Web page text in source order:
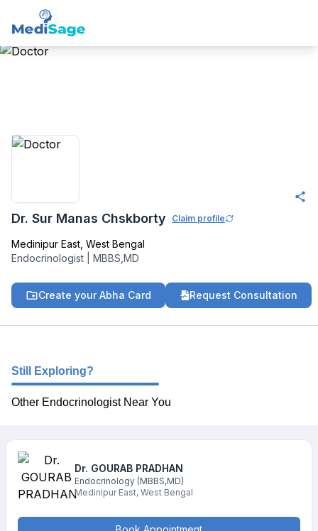
Dr. Sur Manas Chskborty Claim profile
Medinipur East West Bengal
Endocrinologist
MBBS,MD
Create your Abha Card Request Consultation
Still Exploring?
Other Endocrinologist Near You
Dr. GOURAB PRADHAN
Endocrinology (MBBS,MD)
Medinipur East, West Bengal